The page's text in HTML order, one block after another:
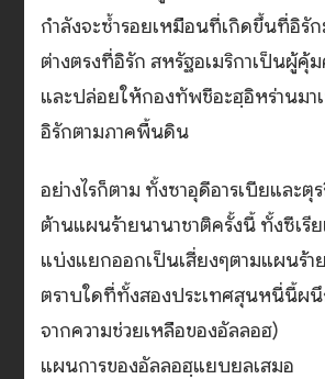
กำลังจะซ้ำรอยเหมือนที่เกิดขึ้นที่อิรั
ต่างตรงที่อิรัก สหรัฐอเมริกาเป็นผู้คุ้
และปล่อยให้กองทัพชีอะฮฺอิหร่านมา
อิรักตามภาคพื้นดิน
อย่างไรก็ตาม ทั้งซาอุดีอารเบียและ
ต้านแผนร้ายนานาชาติครั้งนี้ ทั้งซีเรี
แบ่งแยกออกเป็นเสี่ยงๆตามแผนร้า
ตราบใดที่ทั้งสองประเทศสุนหนี่นี้ผ
จากความช่วยเหลือของอัลลอฮ)
แผนการของอัลลอฮฺแยบยลเสมอ